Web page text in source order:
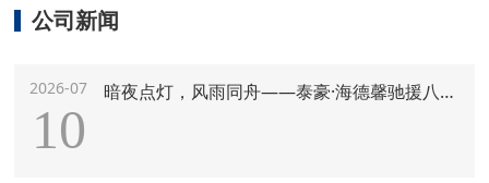
公司新闻
2026-07
10
暗夜点灯，风雨同舟——泰豪·海德馨驰援八桂纪实